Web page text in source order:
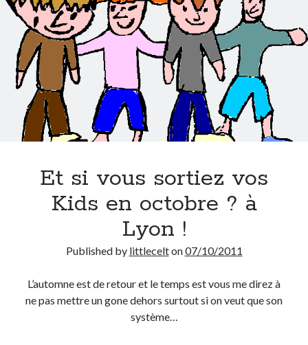
Et si vous sortiez vos
Kids en octobre ? à
Lyon !
Published by littlecelton07/10/2011
L’automne est de retour et le temps est vous me direz à
ne pas mettre un gone dehors surtout si on veut que son
système…